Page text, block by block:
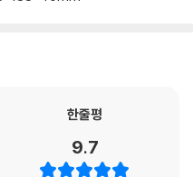
한줄평
9.7